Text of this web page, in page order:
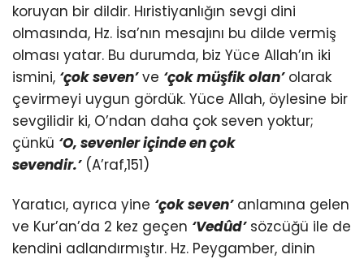
koruyan bir dildir. Hıristiyanlığın sevgi dini
olmasında, Hz. İsa’nın mesajını bu dilde vermiş
olması yatar. Bu durumda, biz Yüce Allah’ın iki
ismini, ‘çok seven’ve ‘çok müşfik olan’olarak
çevirmeyi uygun gördük. Yüce Allah, öylesine bir
sevgilidir ki, O’ndan daha çok seven yoktur;
çünkü ‘O, sevenler içinde en çok
sevendir.’(A’raf,151)
Yaratıcı, ayrıca yine ‘çok seven’anlamına gelen
ve Kur’an’da 2 kez geçen ‘Vedûd’sözcüğü ile de
kendini adlandırmıştır. Hz. Peygamber, dinin